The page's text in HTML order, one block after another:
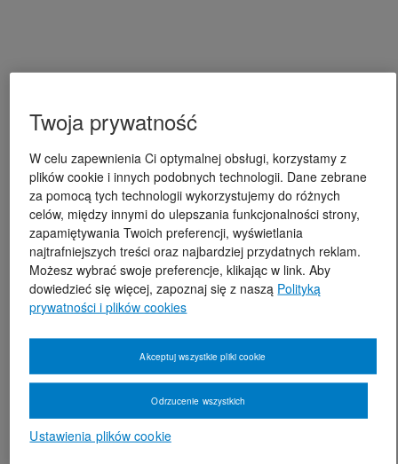
Twoja prywatność
W celu zapewnienia Ci optymalnej obsługi, korzystamy z
plików cookie i innych podobnych technologii. Dane zebrane
za pomocą tych technologii wykorzystujemy do różnych
celów, między innymi do ulepszania funkcjonalności strony,
zapamiętywania Twoich preferencji, wyświetlania
najtrafniejszych treści oraz najbardziej przydatnych reklam.
Możesz wybrać swoje preferencje, klikając w link. Aby
dowiedzieć się więcej, zapoznaj się z naszą Polityką
prywatności i plików cookies
Ustawienia plików cookie
Odrzucenie wszystkich
Akceptuj wszystkie pliki cookie